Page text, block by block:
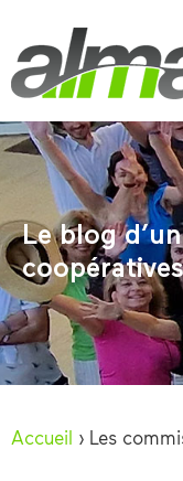
Le blog
Accueil › Les